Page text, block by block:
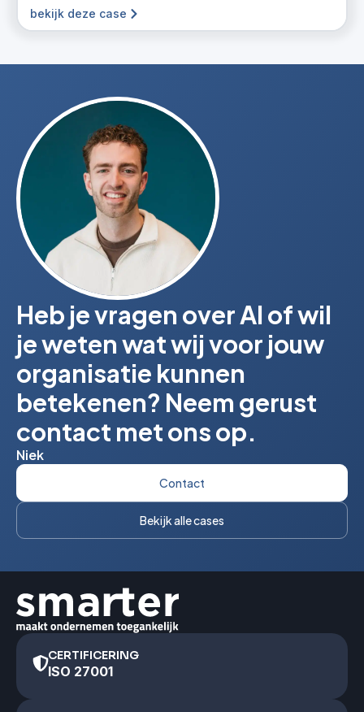
bekijk deze case
Heb je vragen over AI of wil
je weten wat wij voor jouw
organisatie kunnen
betekenen? Neem gerust
contact met ons op.
Niek
Contact
Bekijk alle cases
CERTIFICERING
ISO 27001